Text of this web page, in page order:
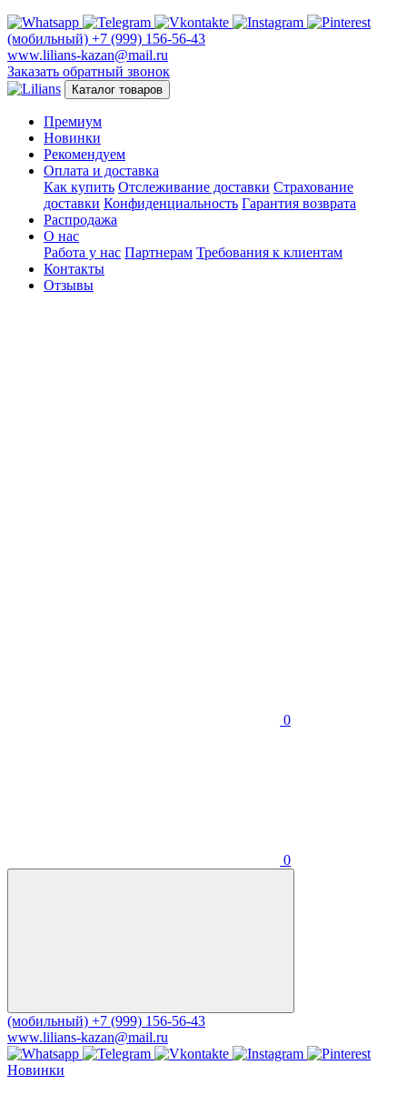
(мобильный) +7 (999) 156-56-43
www.lilians-kazan@mail.ru
Заказать обратный звонок
Каталог товаров
Премиум
Новинки
Рекомендуем
Оплата и доставка
Как купить Отслеживание доставки Страхование
доставки Конфиденциальность Гарантия возврата
Распродажа
О нас
Работа у нас Партнерам Требования к клиентам
Контакты
Отзывы
0
0
(мобильный) +7 (999) 156-56-43
www.lilians-kazan@mail.ru
Новинки